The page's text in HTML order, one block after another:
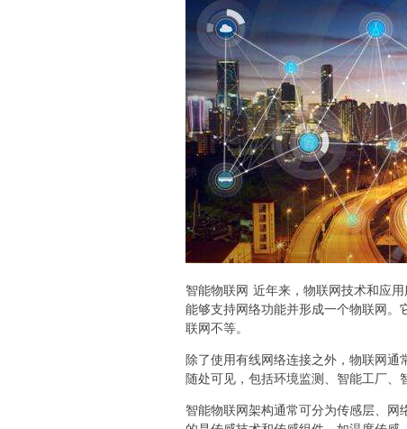
智能物联网 近年来，物联网技术和应
能够支持网络功能并形成一个物联网
联网不等。
除了使用有线网络连接之外，物联网
随处可见，包括环境监测、智能工厂、
智能物联网架构通常可分为传感层、